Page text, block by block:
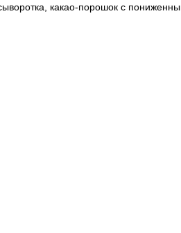
какао-порошок с